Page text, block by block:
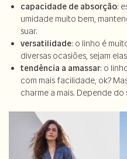
capacidade de absorção:
umidade muito bem,
suar.
versatilidade: o linho é
diversas ocasiões, sejam
tendência a amassar: o
com mais facilidade, ok?
charme a mais. Depende